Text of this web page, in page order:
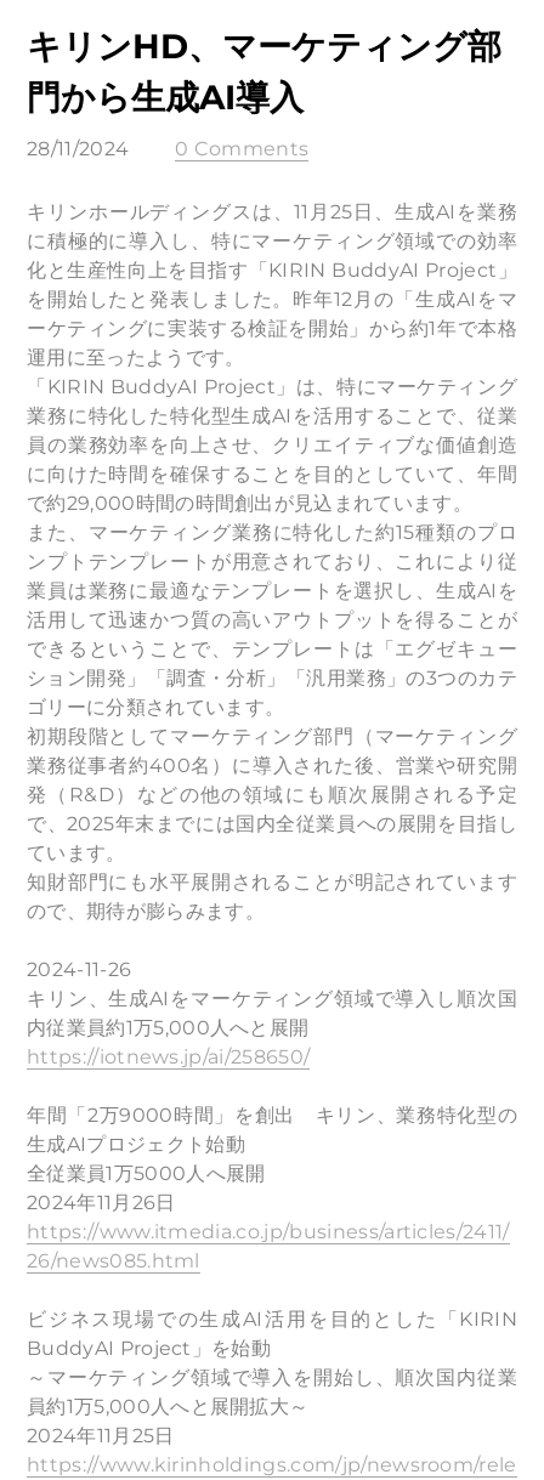
キリンHD、マーケティング部
門から生成AI導入
28/11/2024 0 Comments
キリンホールディングスは、11月25日、生成AIを業務
に積極的に導入し、特にマーケティング領域での効率
化と生産性向上を目指す「KIRIN BuddyAI Project」
を開始したと発表しました。昨年12月の「生成AIをマ
ーケティングに実装する検証を開始」から約1年で本格
運用に至ったようです。
「KIRIN BuddyAI Project」は、特にマーケティング
業務に特化した特化型生成AIを活用することで、従業
員の業務効率を向上させ、クリエイティブな価値創造
に向けた時間を確保することを目的としていて、年間
で約29,000時間の時間創出が見込まれています。
また、マーケティング業務に特化した約15種類のプロ
ンプトテンプレートが用意されており、これにより従
業員は業務に最適なテンプレートを選択し、生成AIを
活用して迅速かつ質の高いアウトプットを得ることが
できるということで、テンプレートは「エグゼキュー
ション開発」「調査・分析」「汎用業務」の3つのカテ
ゴリーに分類されています。
初期段階としてマーケティング部門（マーケティング
業務従事者約400名）に導入された後、営業や研究開
発（R&D）などの他の領域にも順次展開される予定
で、2025年末までには国内全従業員への展開を目指し
ています。
知財部門にも水平展開されることが明記されています
ので、期待が膨らみます。
2024-11-26
キリン、生成AIをマーケティング領域で導入し順次国
内従業員約1万5,000人へと展開
https://iotnews.jp/ai/258650/
年間「2万9000時間」を創出 キリン、業務特化型の
生成AIプロジェクト始動
全従業員1万5000人へ展開
2024年11月26日
https://www.itmedia.co.jp/business/articles/2411/
26/news085.html
ビジネス現場での生成AI活用を目的とした「KIRIN
BuddyAI Project」を始動
～マーケティング領域で導入を開始し、順次国内従業
員約1万5,000人へと展開拡大～
2024年11月25日
https://www.kirinholdings.com/jp/newsroom/rele